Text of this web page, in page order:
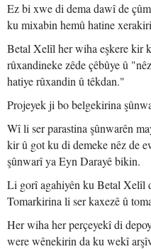
Ez bi xwe di dema dawî de
ku mixabin hemû hatine
Betal Xelîl her wiha eşkere kir
rûxandineke zêde çêbûye û
hatiye rûxandin û têkdan."
Projeyek ji bo belgekirina
Wî li ser parastina şûnwarên
kir û got ku di demeke nêz de
şûnwarî ya Eyn Darayê bikin.
Li gorî agahiyên ku Betal Xelîl
Tomarkirina li ser kaxezê û
Her wiha her perçeyekî di
were wênekirin da ku wekî